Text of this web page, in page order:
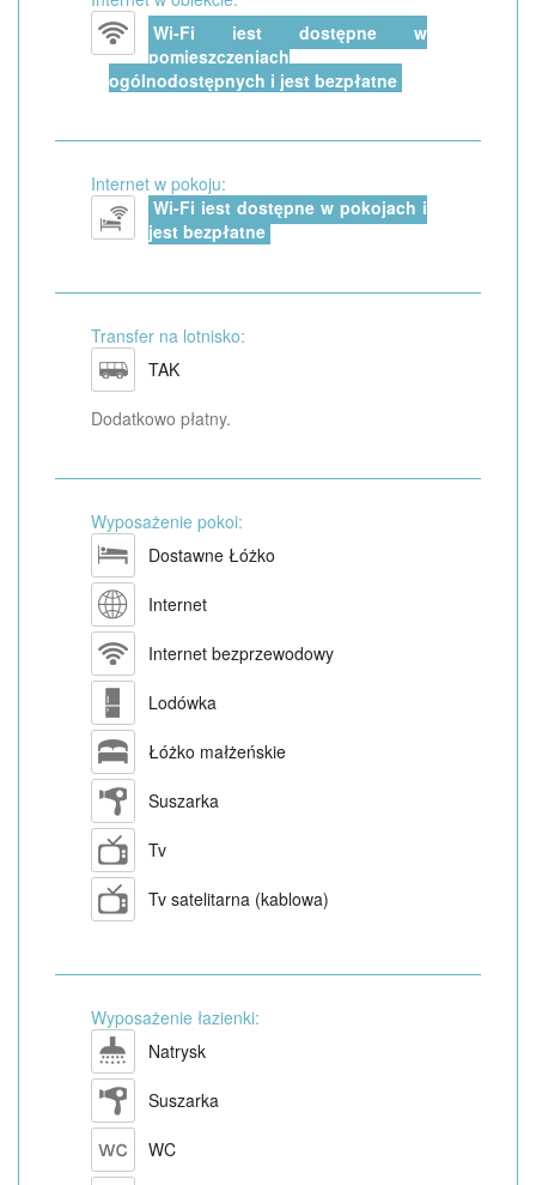
Wi-Fi jest dostępne w
pomieszczeniach
ogólnodostępnych i jest bezpłatne
Internet w pokoju:
Wi-Fi jest dostępne w pokojach i
jest bezpłatne
Transfer na lotnisko:
TAK
Dodatkowo płatny.
Wyposażenie pokoi:
Dostawne Łóżko
Internet
Internet bezprzewodowy
Lodówka
Łóżko małżeńskie
Suszarka
Tv
Tv satelitarna (kablowa)
Wyposażenie łazienki:
Natrysk
Suszarka
WC